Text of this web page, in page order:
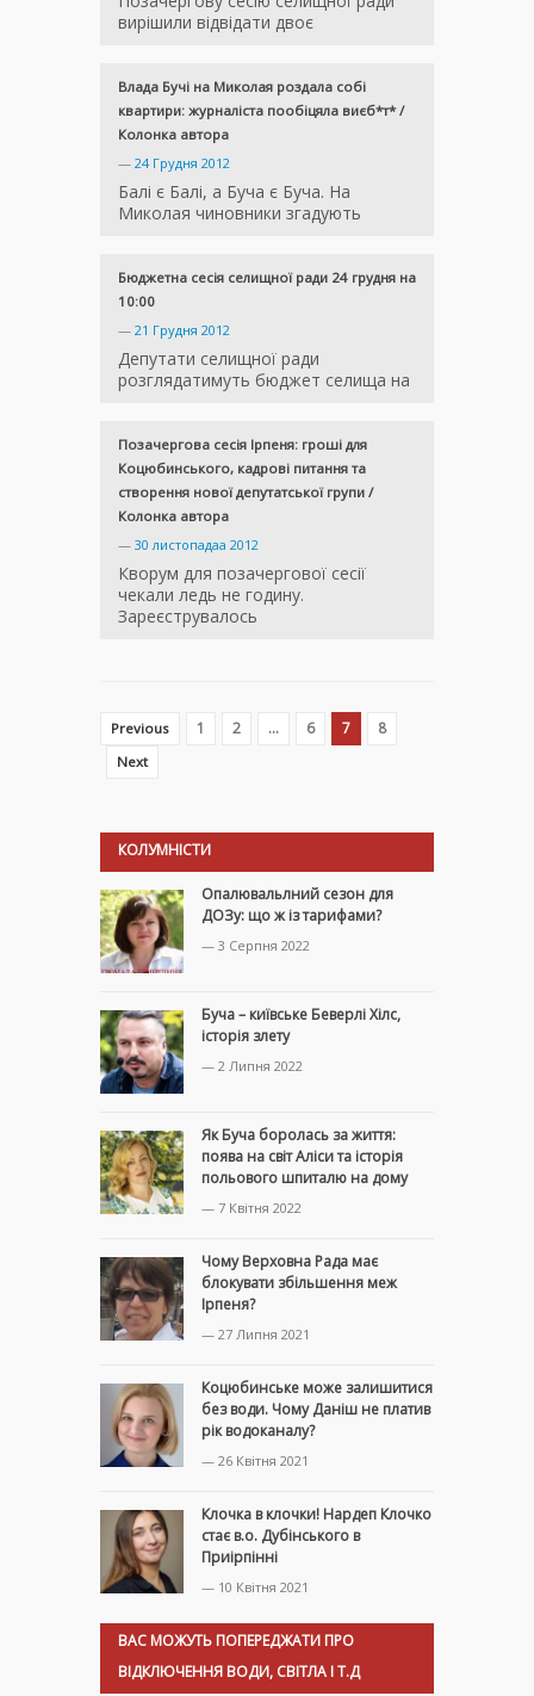
вирішили відвідати двоє
Влада Бучі на Миколая роздала собі
квартири: журналіста пообіцяла виєб*т* /
Колонка автора
— 24 Грудня 2012
Балі є Балі, а Буча є Буча. На
Миколая чиновники згадують
Бюджетна сесія селищної ради 24 грудня на
10:00
— 21 Грудня 2012
Депутати селищної ради
розглядатимуть бюджет селища на
Позачергова сесія Ірпеня: гроші для
Коцюбинського, кадрові питання та
створення нової депутатської групи /
Колонка автора
— 30 листопадаа 2012
Кворум для позачергової сесії
чекали ледь не годину.
Зареєструвалось
Previous 1 2 … 6 7 8
Next
КОЛУМНІСТИ
Опалювальлний сезон для
ДОЗу: що ж із тарифами?
— 3 Серпня 2022
Буча – київське Беверлі Хілс,
історія злету
— 2 Липня 2022
Як Буча боролась за життя:
поява на світ Аліси та історія
польового шпиталю на дому
— 7 Квітня 2022
Чому Верховна Рада має
блокувати збільшення меж
Ірпеня?
— 27 Липня 2021
Коцюбинське може залишитися
без води. Чому Даніш не платив
рік водоканалу?
— 26 Квітня 2021
Клочка в клочки! Нардеп Клочко
стає в.о. Дубінського в
Приірпінні
— 10 Квітня 2021
ВАС МОЖУТЬ ПОПЕРЕДЖАТИ ПРО
ВІДКЛЮЧЕННЯ ВОДИ, СВІТЛА І Т.Д